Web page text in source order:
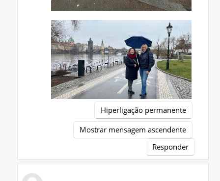
Hiperligação permanente
Mostrar mensagem ascendente
Responder